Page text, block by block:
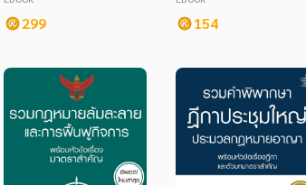
พิจารณาความอาญาพร้
อมหัวข้อเรื่องทุกมาตรา
299
ช 2560 แก้ไขเพิ่มเติม
(ฉบับที่ 1) พ.ศ. 2564
154